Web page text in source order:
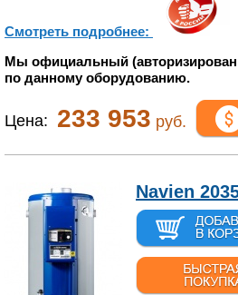
Смотреть подробнее:
Мы официальный
по данному оборудованию.
Цена: 233 953 руб.
Navien